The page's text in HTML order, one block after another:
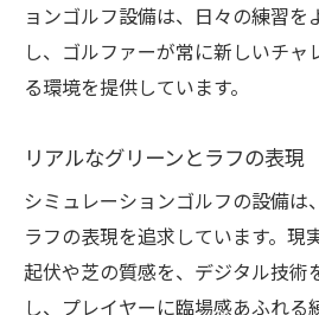
ョンゴルフ設備は、日々の練習を
し、ゴルファーが常に新しいチ
る環境を提供しています。
リアルなグリーンとラフの表現
シミュレーションゴルフの設備は
ラフの表現を追求しています。現
起伏や芝の質感を、デジタル技術